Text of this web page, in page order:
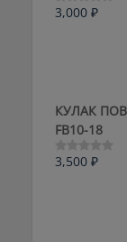
Оценка
3,000 ₽
КУЛАК
FB10-18
Оценка
3,500 ₽